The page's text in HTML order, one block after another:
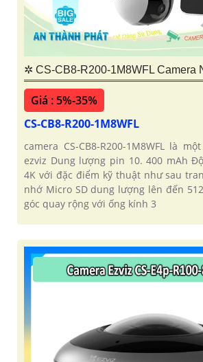
✲ CS-CB8-R200-1M8WFL Camera
Giá : 5%-35%
CS-CB8-R200-1M8WFL
camera CS-CB8-R200-1M8WFL là
ezviz Dung lượng pin 10. 400 mAh
4K với đặc điểm kỹ thuật như sau
nhớ Micro SD dung lượng lên đến
góc quay rộng với ống kính 3